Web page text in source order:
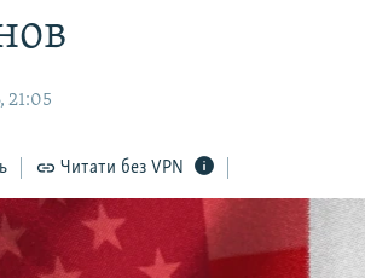
21:05
Читати без VPN